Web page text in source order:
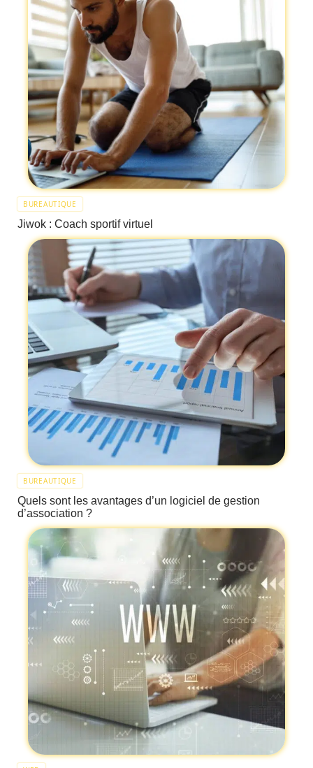
BUREAUTIQUE
Jiwok : Coach sportif virtuel
BUREAUTIQUE
Quels sont les avantages d’un logiciel de gestion
d’association ?